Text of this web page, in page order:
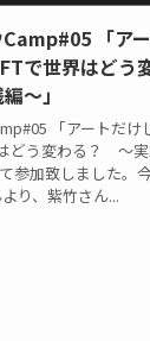
「ア
で世界はどう
〜」
「アートだけ
どう変わる？ 〜実
参加致しました。
り、紫竹さん...